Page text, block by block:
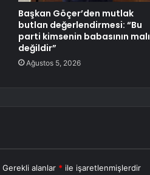
Başkan Göçer’den mutlak
butlan değerlendirmesi: “Bu
parti kimsenin babasının malı
değildir”
Ağustos 5, 2026
Gerekli alanlar * ile işaretlenmişlerdir